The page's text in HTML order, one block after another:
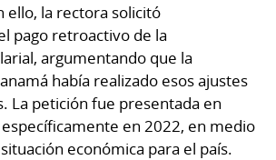
ello, la rectora solicitó
pago retroactivo de la
argumentando que la
había realizado esos ajustes
La petición fue presentada en
en 2022, en medio
económica para el país.